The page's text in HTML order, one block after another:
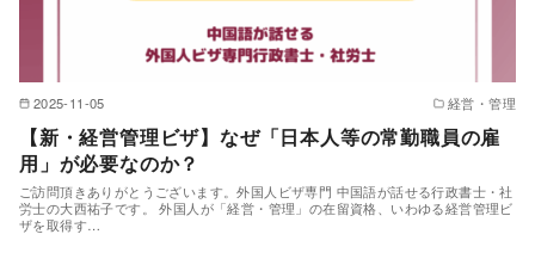
2025-11-05 経営・管理
【新・経営管理ビザ】なぜ「日本人等の常勤職員の雇
用」が必要なのか？
ご訪問頂きありがとうございます。外国人ビザ専門 中国語が話せる行政書士・社
労士の大西祐子です。 外国人が「経営・管理」の在留資格、いわゆる経営管理ビ
ザを取得す…